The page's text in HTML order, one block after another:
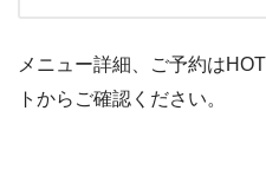
メニュー詳細、ご予約は
トからご確認ください。